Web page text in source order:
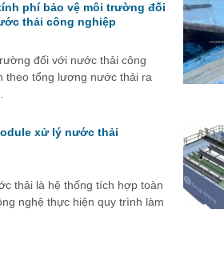
phí bảo vệ môi trường đối
thải công nghiệp
đối với nước thải công
theo tổng lượng nước thải ra
xử lý nước thải
thải là hệ thống tích hợp toàn
nghệ thực hiện quy trình làm